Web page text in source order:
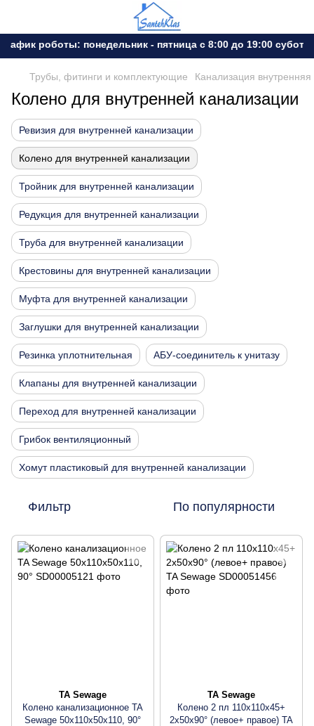
роботы: понедельник - пятница с 8:00 до 19:00 субота -
Трубы, фитинги и комплектующие Канализация
Колено для внутренней канализации
Ревизия для внутренней канализации
Колено для внутренней канализации
Тройник для внутренней канализации
Редукция для внутренней канализации
Труба для внутренней канализации
Крестовины для внутренней канализации
Муфта для внутренней канализации
Заглушки для внутренней канализации
Резинка уплотнительная АБУ-соединитель к унитазу
Клапаны для внутренней канализации
Переход для внутренней канализации
Грибок вентиляционный
Хомут пластиковый для внутренней канализации
Фильтр По популярности
TA Sewage
Колено канализационное TA
Sewage 50х110х50х110, 90°
TA Sewage
Колено 2 пл 110x110х45+
2х50х90° (левое+ правое) TA